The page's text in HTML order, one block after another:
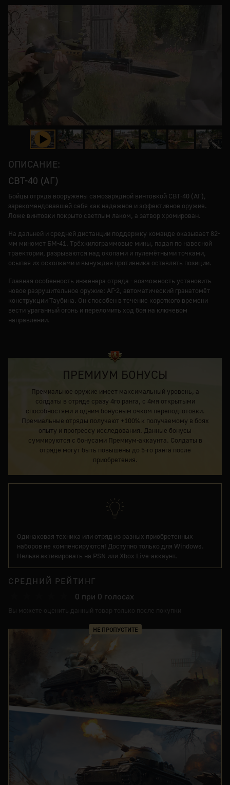
ОПИСАНИЕ:
СВТ-40 (АГ)
Бойцы отряда вооружены самозарядной винтовкой СВТ-40 (АГ),
зарекомендовавшей себя как надежное и эффективное оружие.
Ложе винтовки покрыто светлым лаком, а затвор хромирован.
На дальней и средней дистанции поддержку команде оказывает 82-
мм миномет БМ-41. Трёхкилограммовые мины, падая по навесной
траектории, разрываются над окопами и пулемётными точками,
осыпая их осколками и вынуждая противника оставлять позиции.
Главная особенность инженера отряда - возможность установить
новое разрушительное оружие: АГ-2, автоматический гранатомёт
конструкции Таубина. Он способен в течение короткого времени
вести ураганный огонь и переломить ход боя на ключевом
направлении.
ПРЕМИУМ БОНУСЫ
Премиальное оружие имеет максимальный уровень, а
солдаты в отряде сразу 4го ранга, с 4мя открытыми
способностями и одним бонусным очком переподготовки.
Премиальные отряды получают +100% к получаемому в боях
опыту и прогрессу исследования. Данные бонусы
суммируются с бонусами Премиум-аккаунта. Солдаты в
отряде могут быть повышены до 5-го ранга после
приобретения.
Одинаковая техника или отряд из разных приобретенных
наборов не компенсируются! Доступно только для Windows.
Нельзя активировать на PSN или Xbox Live-аккаунт.
СРЕДНИЙ РЕЙТИНГ
0 при 0 голосах
НЕ ПРОПУСТИТЕ